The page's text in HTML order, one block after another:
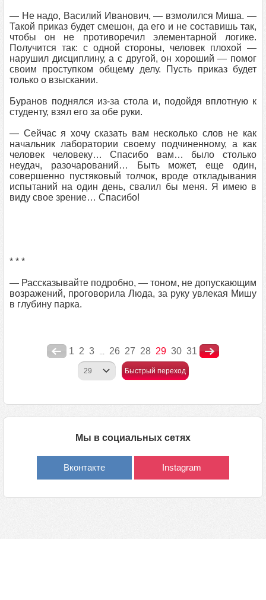
— Не надо, Василий Иванович, — взмолился Миша. —
Такой приказ будет смешон, да его и не составишь так,
чтобы он не противоречил элементарной логике.
Получится так: с одной стороны, человек плохой —
нарушил дисциплину, а с другой, он хороший — помог
своим проступком общему делу. Пусть приказ будет
только о взыскании.
Буранов поднялся из-за стола и, подойдя вплотную к
студенту, взял его за обе руки.
— Сейчас я хочу сказать вам несколько слов не как
начальник лаборатории своему подчиненному, а как
человек человеку… Спасибо вам… было столько
неудач, разочарований… Быть может, еще один,
совершенно пустяковый толчок, вроде откладывания
испытаний на один день, свалил бы меня. Я имею в
виду свое зрение… Спасибо!
* * *
— Рассказывайте подробно, — тоном, не допускающим
возражений, проговорила Люда, за руку увлекая Мишу
в глубину парка.
1 2 3 ... 26 27 28 29 30 31
Быстрый переход
Мы в социальных сетях
Вконтакте Instagram